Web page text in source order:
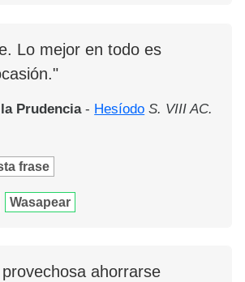
Lo mejor en todo es
Prudencia- Hesíodo S. VIII AC.
frase
Wasapear
ahorrarse